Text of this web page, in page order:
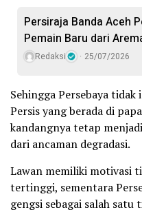
Persiraja Banda Aceh
Pemain Baru dari
Redaksi 25/07/2026
Sehingga Persebaya
Persis yang berada di
kandangnya tetap
dari ancaman degradasi.
Lawan memiliki motivasi
tertinggi, sementara
gengsi sebagai salah